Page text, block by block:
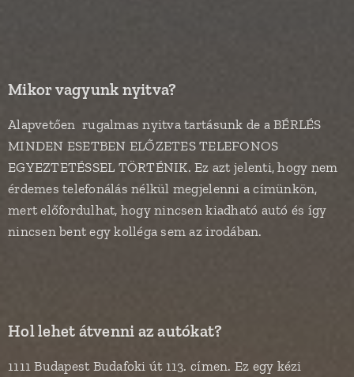
Mikor vagyunk nyitva?
Alapvetően rugalmas nyitva tartásunk de a BÉRLÉS
MINDEN ESETBEN ELŐZETES TELEFONOS
EGYEZTETÉSSEL TÖRTÉNIK. Ez azt jelenti, hogy nem
érdemes telefonálás nélkül megjelenni a címünkön,
mert előfordulhat, hogy nincsen kiadható autó és így
nincsen bent egy kolléga sem az irodában.
Hol lehet átvenni az autókat?
1111 Budapest Budafoki út 113. címen. Ez egy kézi